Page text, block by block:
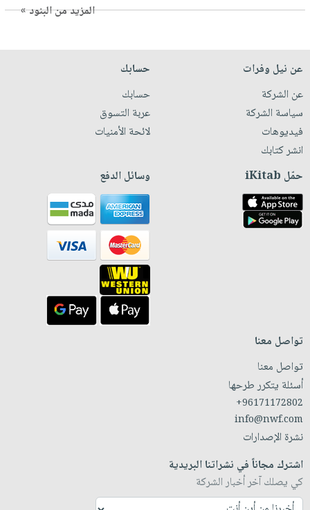
المزيد من البنود »
عن نيل وفرات
عن الشركة
سياسة الشركة
فيديوهات
انشر كتابك
حسابك
حسابك
عربة التسوق
لائحة الأمنيات
حمّل iKitab وسائل الدفع
تواصل معنا
تواصل معنا
أسئلة يتكرر طرحها
+96171172802
info@nwf.com
نشرة الإصدارات
اشترك مجاناً في نشراتنا البريدية
كي يصلك آخر أخبار الشركة